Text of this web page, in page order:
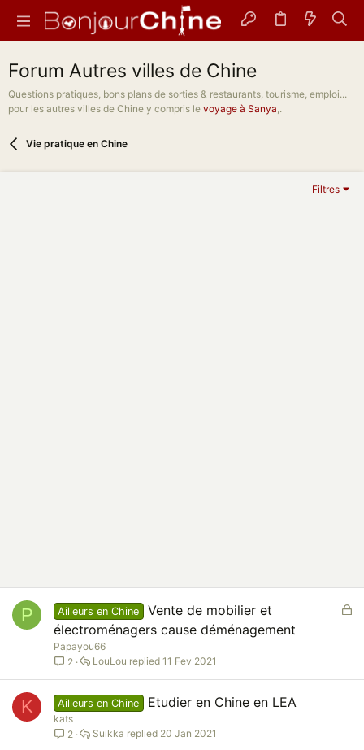
Forum Autres villes de Chine
Questions pratiques, bons plans de sorties & restaurants, tourisme, emploi...
pour les autres villes de Chine y compris le voyage à Sanya,.
Vie pratique en Chine
Filtres
P
F
é
Ailleurs en Chine
Vente de mobilier et
électroménagers cause déménagement
Papayou66
2
11 Fev 2021
LouLou
K Ailleurs en Chine Etudier en Chine en LEA
kats
2
20 Jan 2021
Suikka